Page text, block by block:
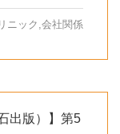
ニック 会社関係
出版）】第5